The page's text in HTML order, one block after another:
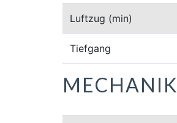
Luftzug (min)
Tiefgang
MECHANIK